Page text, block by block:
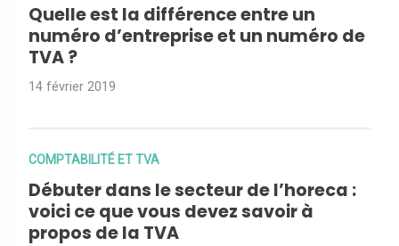
Quelle est la différence entre un
numéro d’entreprise et un numéro de
TVA ?
14 février 2019
COMPTABILITÉ ET TVA
Débuter dans le secteur de l’horeca :
voici ce que vous devez savoir à
propos de la TVA